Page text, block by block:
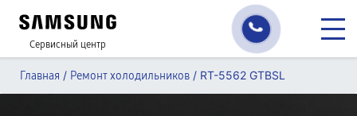
Сервисный центр
Главная / Ремонт холодильников / RT-5562 GTBSL